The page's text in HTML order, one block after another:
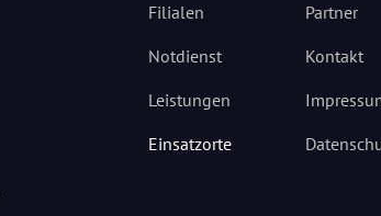
Filialen
Notdienst
Leistungen
Einsatzorte
Partner
Kontakt